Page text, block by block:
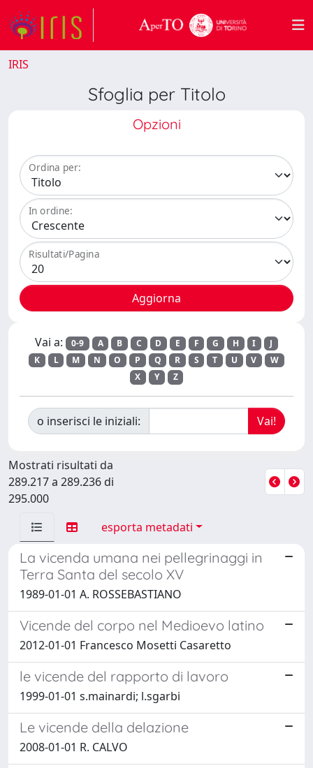
IRIS
Sfoglia per Titolo
Opzioni
Ordina per:
In ordine:
Risultati/Pagina
Vai a: 0-9 A B C D E F G H I
J
K
L M N O P Q R S T U V
W
X
Y Z
o inserisci le iniziali:
Mostrati risultati da
289.217 a 289.236 di
295.000
esporta metadati
La vicenda umana nei pellegrinaggi in
Terra Santa del secolo XV
1989-01-01 A. ROSSEBASTIANO
Vicende del corpo nel Medioevo latino
2012-01-01 Francesco Mosetti Casaretto
le vicende del rapporto di lavoro
1999-01-01 s.mainardi; l.sgarbi
Le vicende della delazione
2008-01-01 R. CALVO